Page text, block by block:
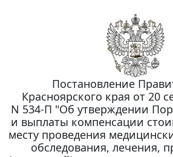
Постановление
Красноярского края от 20
N 534-П "Об утверждении
и выплаты компенсации
месту проведения
обследования, лечения,